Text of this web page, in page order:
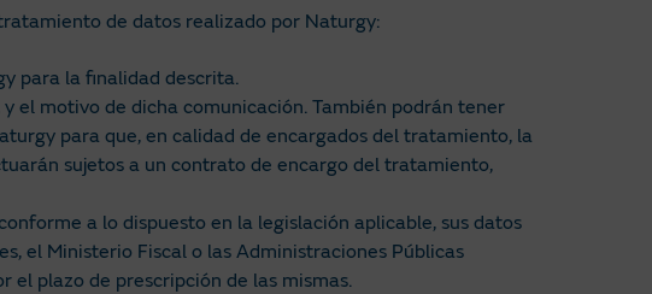
de datos realizado por Naturgy:
para la finalidad descrita.
el motivo de dicha comunicación. También podrán tener
para que, en calidad de encargados del tratamiento, la
sujetos a un contrato de encargo del tratamiento,
a lo dispuesto en la legislación aplicable, sus datos
el Ministerio Fiscal o las Administraciones Públicas
el plazo de prescripción de las mismas.